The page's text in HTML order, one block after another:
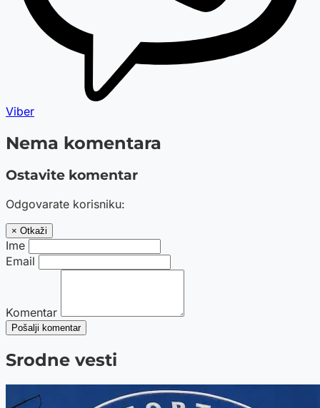
Viber
Nema komentara
Ostavite komentar
Odgovarate korisniku:
× Otkaži
Ime
Email
Komentar
Pošalji komentar
Srodne vesti